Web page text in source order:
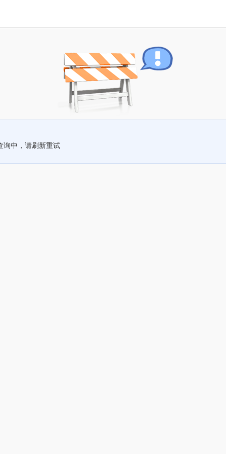
询中，请刷新重试